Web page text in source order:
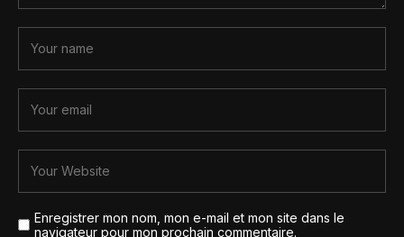
Enregistrer mon nom, mon e-mail et mon site dans le
navigateur pour mon prochain commentaire.